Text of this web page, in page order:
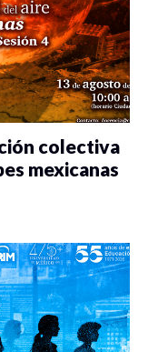
colectiva
mexicanas